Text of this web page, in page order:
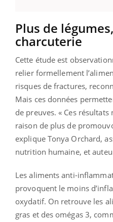
Plus de
charcuterie
Cette étude est
relier formellement
risques de fractures,
Mais ces données
de preuves. « Ces
raison de plus de
explique Tonya Orchard,
nutrition humaine, et
Les aliments anti-
provoquent le moins
oxydatif. On retrouve les
gras et des omégas 3,